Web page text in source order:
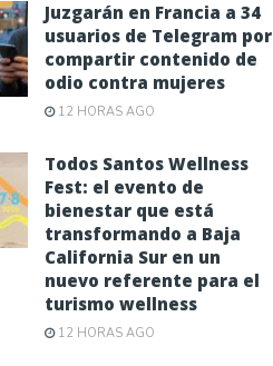
Juzgarán en Francia a 34
usuarios de Telegram por
compartir contenido de
odio contra mujeres
12 HORAS AGO
Todos Santos Wellness
Fest: el evento de
bienestar que está
transformando a Baja
California Sur en un
nuevo referente para el
turismo wellness
12 HORAS AGO